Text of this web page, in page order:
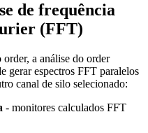
de frequência
(FFT)
order, a análise do order
gerar espectros FFT paralelos
canal de silo selecionado:
- monitores calculados FFT